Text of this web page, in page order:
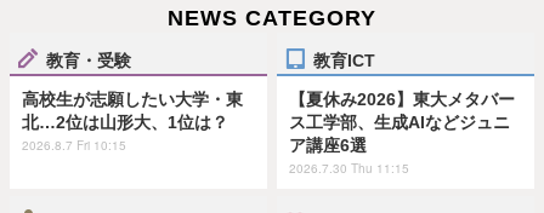
NEWS CATEGORY
教育・受験
高校生が志願したい大学・東
北…2位は山形大、1位は？
2026.8.7 Fri 10:15
教育ICT
【夏休み2026】東大メタバー
ス工学部、生成AIなどジュニ
ア講座6選
2026.7.30 Thu 11:15